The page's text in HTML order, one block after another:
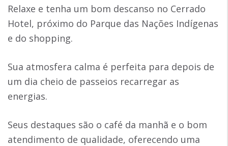
Relaxe e tenha um bom descanso no Cerrado
Hotel, próximo do Parque das Nações Indígenas
e do shopping.
Sua atmosfera calma é perfeita para depois de
um dia cheio de passeios recarregar as
energias.
Seus destaques são o café da manhã e o bom
atendimento de qualidade, oferecendo uma